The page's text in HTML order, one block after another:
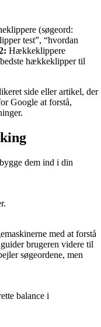
(søgeord:
test”, “hvordan
Hækkeklippere
hækkeklipper til
side eller artikel, der
Google at forstå,
dem ind i din
med at forstå
brugeren videre til
søgeordene, men
balance i